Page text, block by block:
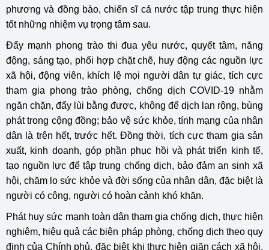
phương và đồng bào, chiến sĩ cả nước tập trung thực hiện
tốt những nhiệm vụ trọng tâm sau.
Đẩy mạnh phong trào thi đua yêu nước, quyết tâm, năng
động, sáng tạo, phối hợp chặt chẽ, huy động các nguồn lực
xã hội, động viên, khích lệ mọi người dân tự giác, tích cực
tham gia phong trào phòng, chống dịch COVID-19 nhằm
ngăn chặn, đẩy lùi bằng được, không để dịch lan rộng, bùng
phát trong cộng đồng; bảo vệ sức khỏe, tính mạng của nhân
dân là trên hết, trước hết. Đồng thời, tích cực tham gia sản
xuất, kinh doanh, góp phần phục hồi và phát triển kinh tế,
tạo nguồn lực để tập trung chống dịch, bảo đảm an sinh xã
hội, chăm lo sức khỏe và đời sống của nhân dân, đặc biệt là
người có công, người có hoàn cảnh khó khăn.
Phát huy sức mạnh toàn dân tham gia chống dịch, thực hiện
nghiêm, hiệu quả các biện pháp phòng, chống dịch theo quy
định của Chính phủ, đặc biệt khi thực hiện giãn cách xã hội,